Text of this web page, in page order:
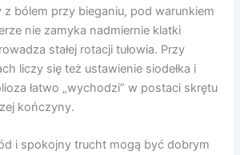
bólem przy bieganiu, pod warunkiem
nie zamyka nadmiernie klatki
stałej rotacji tułowia. Przy
liczy się też ustawienie siodełka i
łatwo „wychodzi” w postaci skrętu
kończyny.
i spokojny trucht mogą być dobrym